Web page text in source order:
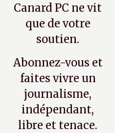
Canard PC ne vit
que de votre
soutien.
Abonnez-vous et
faites vivre un
journalisme,
indépendant,
libre et tenace.